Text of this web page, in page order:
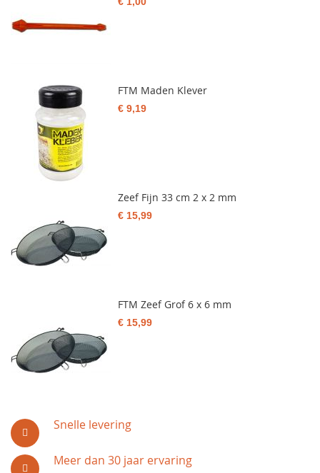
Snelle levering
Meer dan 30 jaar ervaring
FTM Maden Klever
€ 9,19
Zeef Fijn 33 cm 2 x 2 mm
€ 15,99
FTM Zeef Grof 6 x 6 mm
€ 15,99